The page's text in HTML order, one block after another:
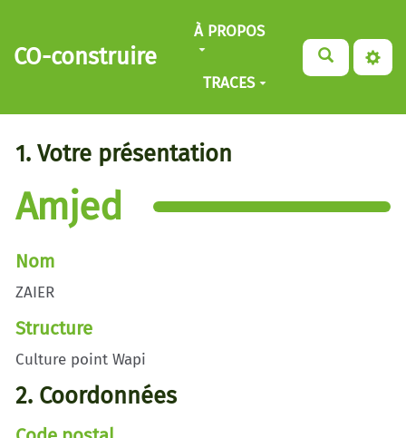
Aller au contenu principal
CO-construire
À PROPOS
TRACES
1. Votre présentation
Amjed
Nom
ZAIER
Structure
Culture point Wapi
2. Coordonnées